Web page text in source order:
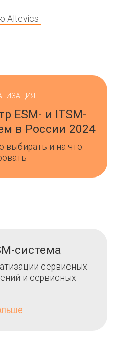
Altevics
ESM- и ITSM-
в России 2024
выбирать и на что
система
сервисных
и сервисных